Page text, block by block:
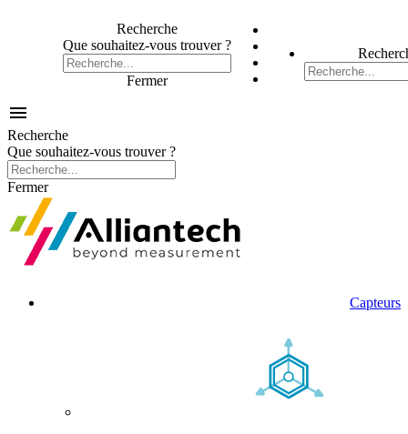
Recherche
Que souhaitez-vous trouver ?
Fermer

Recherche
Que souhaitez-vous trouver ?
Fermer
Capteurs